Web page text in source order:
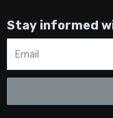
Stay informed